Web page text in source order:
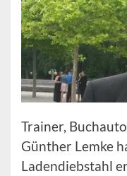
Trainer,
Günther Lemke
Ladendiebstahl